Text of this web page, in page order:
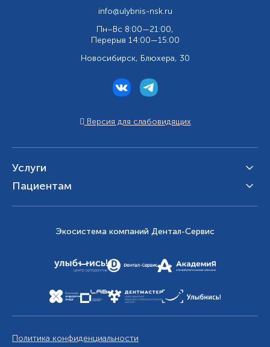
info@ulybnis-nsk.ru
Пн–Вс 8:00—21:00,
Перерыв 14:00—15:00
Новосибирск, Блюхера, 30
Версия для слабовидящих
Услуги
Пациентам
Экосистема компаний Дентал-Сервис
Политика конфиденциальности